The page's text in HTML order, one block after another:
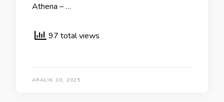
Athena – …
97 total views
ARALIK 30, 2025